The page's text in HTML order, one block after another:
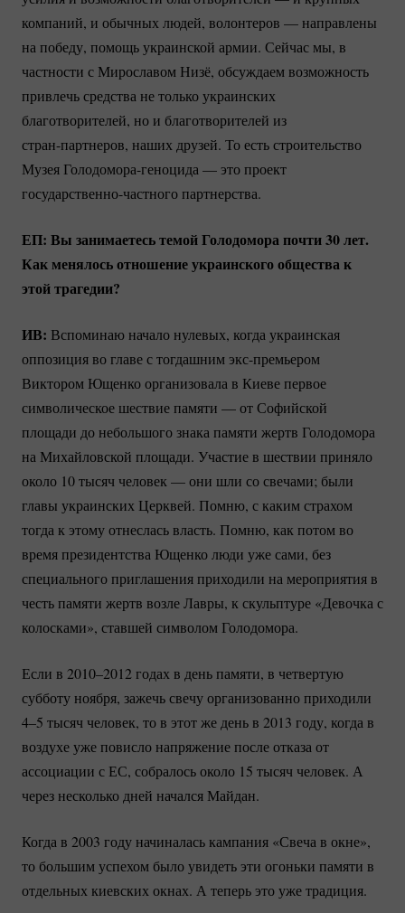
компаний, и обычных людей, волонтеров — направлены
на победу, помощь украинской армии. Сейчас мы, в
частности с Мирославом Низё, обсуждаем возможность
привлечь средства не только украинских
благотворителей, но и благотворителей из
стран-партнеров, наших друзей. То есть строительство
Музея Голодомора-геноцида— это проект
государственно-частногопартнерства.
ЕП: Вы занимаетесь темой Голодомора почти 30 лет.
Как менялось отношение украинского общества к
этой трагедии?
ИВ: Вспоминаю начало нулевых, когда украинская
оппозиция во главе с тогдашним экс-премьером
Виктором Ющенко организовала в Киеве первое
символическое шествие памяти — от Софийской
площади до небольшого знака памяти жертв Голодомора
на Михайловской площади. Участие в шествии приняло
около 10 тысяч человек — они шли со свечами; были
главы украинских Церквей. Помню, с каким страхом
тогда к этому отнеслась власть. Помню, как потом во
время президентства Ющенко люди уже сами, без
специального приглашения приходили на мероприятия в
честь памяти жертв возле Лавры, к скульптуре «Девочка с
колосками», ставшей символом Голодомора.
Если в 2010–2012 годах в день памяти, в четвертую
субботу ноября, зажечь свечу организованно приходили
4–5 тысяч человек, то в этот же день в 2013 году, когда в
воздухе уже повисло напряжение после отказа от
ассоциации с ЕС, собралось около 15 тысяч человек. А
через несколько дней начался Майдан.
Когда в 2003 году начиналась кампания «Свеча в окне»,
то большим успехом было увидеть эти огоньки памяти в
отдельных киевских окнах. А теперь это уже традиция.